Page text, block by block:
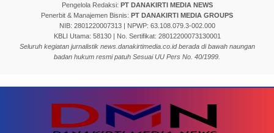
Pengelola Redaksi: PT DANAKIRTI MEDIA NEWS
Penerbit & Manajemen Bisnis: PT DANAKIRTI MEDIA GROUPS
NIB: 2801220007313 | NPWP: 63.108.079.3-002.000
KBLI Utama: 58130 | No. Sertifikat: 28012200073130001
Seluruh kegiatan jurnalistik news.danakirtimedia.co.id berada di bawah naungan
badan hukum resmi patuh Sesuai UU Pers No. 40/1999.